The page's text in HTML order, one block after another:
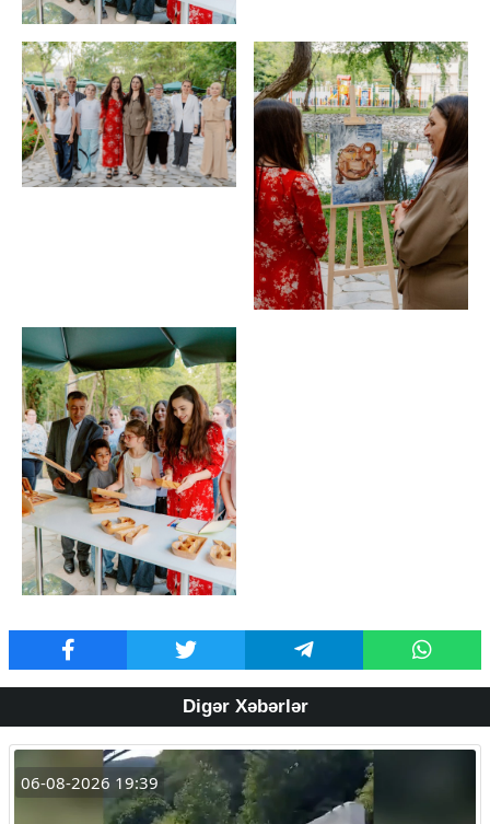
Digər Xəbərlər
06-08-2026 19:39